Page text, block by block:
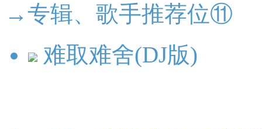
→专辑、歌手推荐位⑪
难取难舍(DJ版)